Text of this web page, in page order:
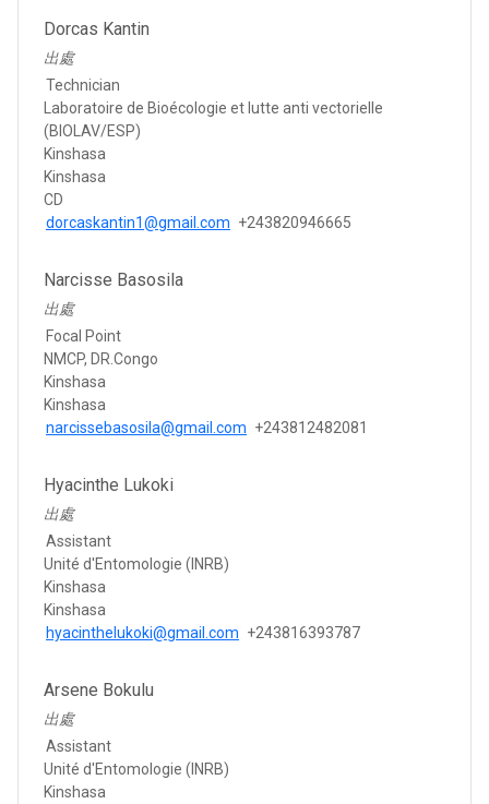
Dorcas Kantin
出處
Technician
Laboratoire de Bioécologie et lutte anti vectorielle
(BIOLAV/ESP)
Kinshasa
Kinshasa
CD
dorcaskantin1@gmail.com +243820946665
Narcisse Basosila
出處
Focal Point
NMCP, DR.Congo
Kinshasa
Kinshasa
narcissebasosila@gmail.com +243812482081
Hyacinthe Lukoki
出處
Assistant
Unité d'Entomologie (INRB)
Kinshasa
Kinshasa
hyacinthelukoki@gmail.com +243816393787
Arsene Bokulu
出處
Assistant
Unité d'Entomologie (INRB)
Kinshasa